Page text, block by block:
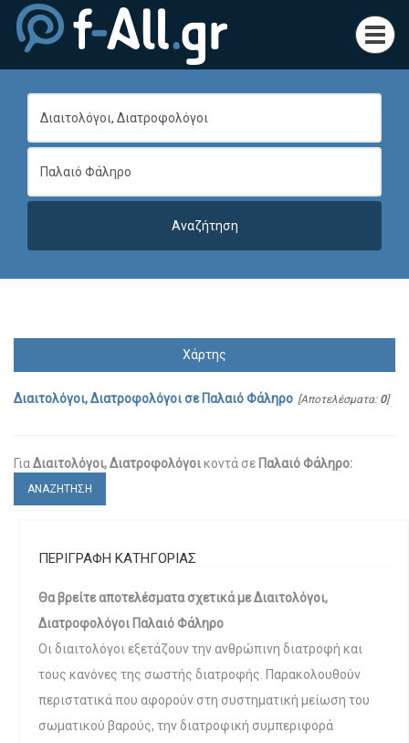
Χάρτης
Διαιτολόγοι, Διατροφολόγοισε Παλαιό Φάληρο [Αποτελέσματα: 0]
ΓιαΔιαιτολόγοι, Διατροφολόγοικοντά σε Παλαιό Φάληρο:
ΑΝΑΖΗΤΗΣΗ
ΠΕΡΙΓΡΑΦΗ ΚΑΤΗΓΟΡΙΑΣ
Θα βρείτε αποτελέσματα σχετικά με Διαιτολόγοι,
Διατροφολόγοι Παλαιό Φάληρο
Οι διαιτολόγοι εξετάζουν την ανθρώπινη διατροφή και
τους κανόνες της σωστής διατροφής. Παρακολουθούν
περιστατικά που αφορούν στη συστηματική μείωση του
σωματικού βαρούς, την διατροφική συμπεριφορά